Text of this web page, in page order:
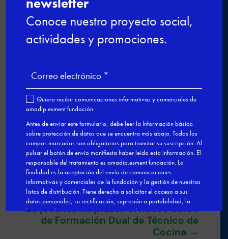
futuro digital
De la experiencia al aula: profesionales
que dan el salto a la docencia
Últimas plazas para el curso de Nutrición
Nuestro modelo de FPDual en el
Congreso estatal sobre Empleo

←Últimas plazas para el nuevo
curso de Formación Dual de Bar y
Restaurante en Palma
23 jóvenes empiezan el nuevo curso
de Formación Dual de Técnico de
Cocina →